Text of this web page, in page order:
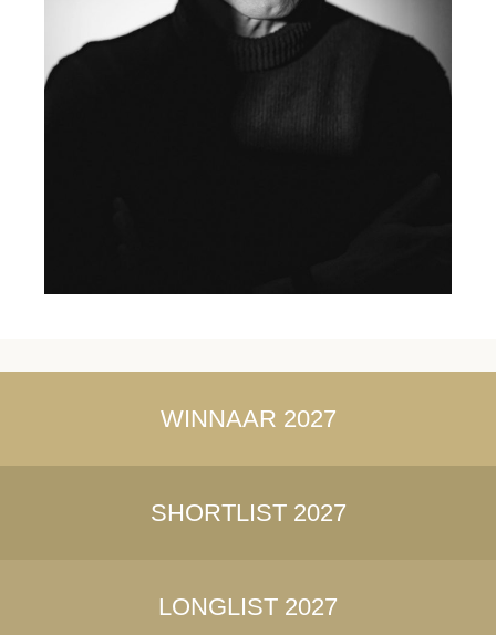
WINNAAR 2027
SHORTLIST 2027
LONGLIST 2027